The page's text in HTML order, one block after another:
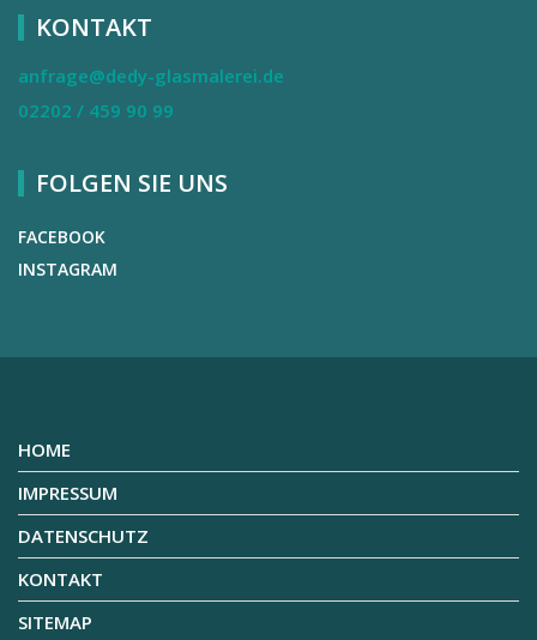
KONTAKT
anfrage@dedy-glasmalerei.de
02202 / 459 90 99
FOLGEN SIE UNS
FACEBOOK
INSTAGRAM
HOME
IMPRESSUM
DATENSCHUTZ
KONTAKT
SITEMAP